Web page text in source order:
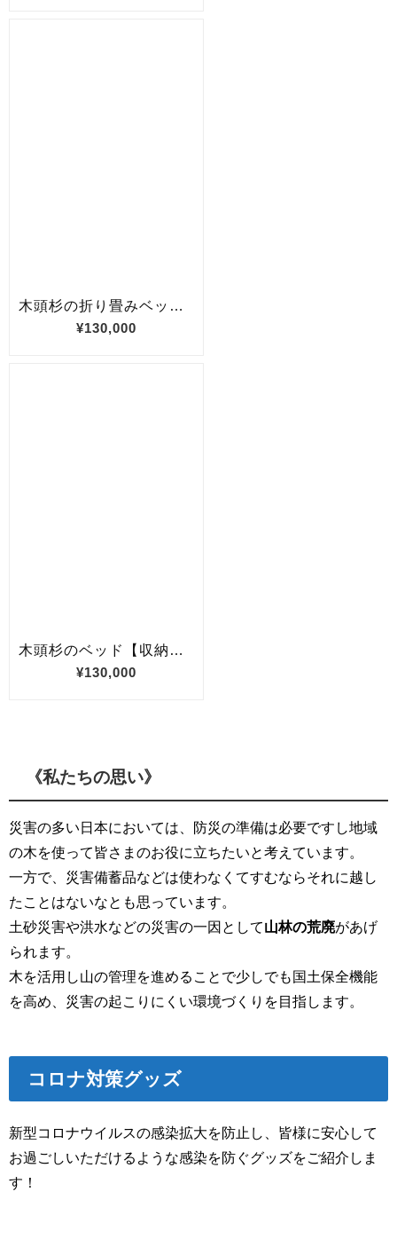
《私たちの思い》
災害の多い日本においては、防災の準備は必要ですし地域
の木を使って皆さまのお役に立ちたいと考えています。
一方で、災害備蓄品などは使わなくてすむならそれに越し
たことはないなとも思っています。
土砂災害や洪水などの災害の一因として山林の荒廃があげ
られます。
木を活用し山の管理を進めることで少しでも国土保全機能
を高め、災害の起こりにくい環境づくりを目指します。
コロナ対策グッズ
新型コロナウイルスの感染拡大を防止し、皆様に安心して
お過ごしいただけるような感染を防ぐグッズをご紹介しま
す！